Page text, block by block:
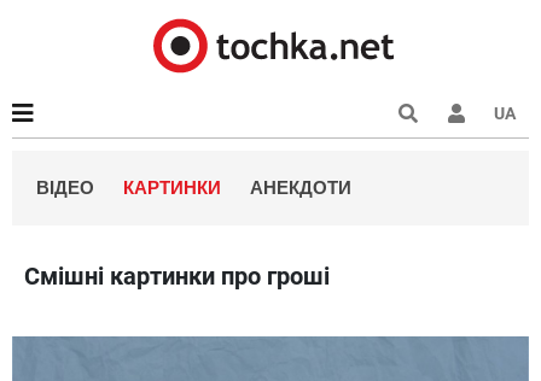
UA
ВІДЕО КАРТИНКИ АНЕКДОТИ
Смішні картинки про гроші